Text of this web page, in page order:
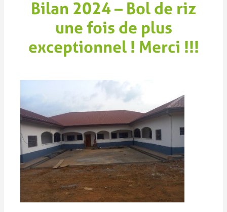
Bilan 2024 – Bol de riz
une fois de plus
exceptionnel ! Merci !!!